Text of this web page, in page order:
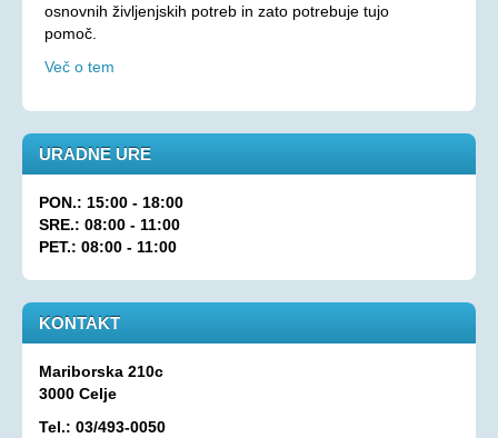
AKTIVNOSTI
Aktualno
Prispevki
Arhiv
PRAVICE IN UGODNOSTI
Zakoni in pravilniki
Ugodnosti s člansko izkaznico ZDSSS
Mreža spremljevalcev
Dodatek za pomoč in postrežbo
osnovnih življenjskih potreb in zato potrebuje tujo
pomoč.
Več o tem
URADNE URE
PON.: 15:00 - 18:00
SRE.: 08:00 - 11:00
PET.: 08:00 - 11:00
KONTAKT
Mariborska 210c
3000 Celje
Tel.: 03/493-0050